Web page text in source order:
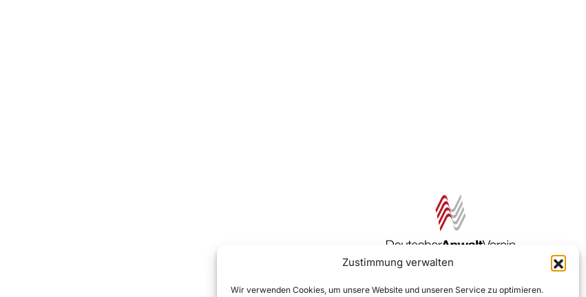
Zustimmung verwalten
Wir verwenden Cookies, um unsere Website und unseren Service zu optimieren.
Zur DAV Webseite